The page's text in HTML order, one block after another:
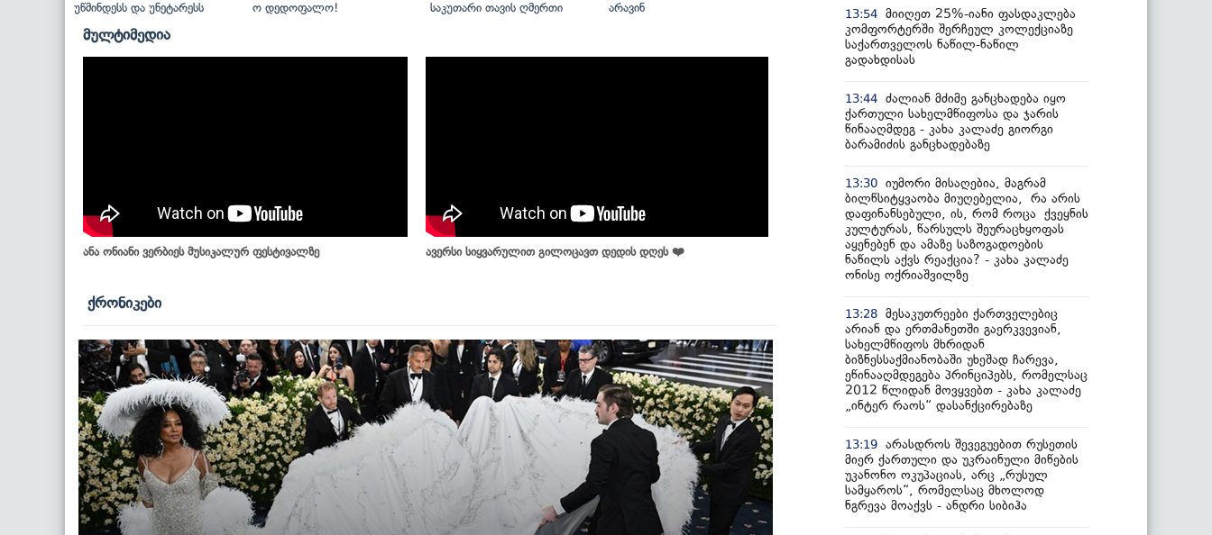
უწმინდესს და უნეტარესს ო დედოფალო! საკუთარი თავის ღმერთი არავინ
მულტიმედია
ანა ონიანი ვერბიეს მუსიკალურ ფესტივალზე ავერსი სიყვარულით გილოცავთ დედის დღეს ❤️
ქრონიკები
13:54 მიიღეთ 25%-იანი ფასდაკლება
კომფორტერში შერჩეულ კოლექციაზე
საქართველოს ნაწილ-ნაწილ
გადახდისას
13:44 ძალიან მძიმე განცხადება იყო
ქართული სახელმწიფოსა და ჯარის
წინააღმდეგ - კახა კალაძე გიორგი
ბარამიძის განცხადებაზე
13:30 იუმორი მისაღებია, მაგრამ
ბილწსიტყვაობა მიუღებელია, რა არის
დაფინანსებული, ის, რომ როცა ქვეყნის
კულტურას, წარსულს შეურაცხყოფას
აყენებენ და ამაზე საზოგადოების
ნაწილს აქვს რეაქცია? - კახა კალაძე
ონისე ოქრიაშვილზე
13:28 მესაკუთრეები ქართველებიც
არიან და ერთმანეთში გაერკვევიან,
სახელმწიფოს მხრიდან
ბიზნესსაქმიანობაში უხეშად ჩარევა,
ეწინააღმდეგება პრინციპებს, რომელსაც
2012 წლიდან მოვყვებთ - კახა კალაძე
„ინტერ რაოს“ დასანქცირებაზე
13:19 არასდროს შევეგუებით რუსეთის
მიერ ქართული და უკრაინული მიწების
უკანონო ოკუპაციას, არც „რუსულ
სამყაროს“, რომელსაც მხოლოდ
ნგრევა მოაქვს - ანდრი სიბიჰა